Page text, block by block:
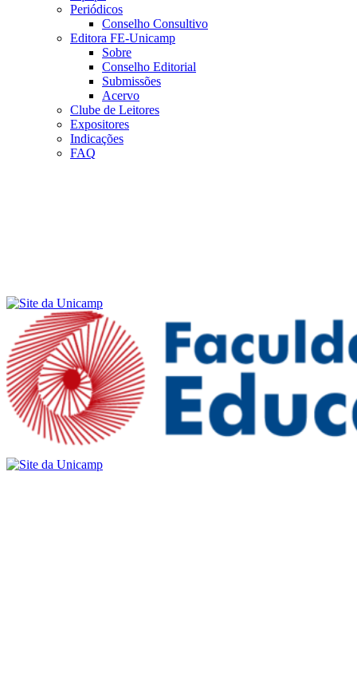
Periódicos
Conselho Consultivo
Editora FE-Unicamp
Sobre
Conselho Editorial
Submissões
Acervo
Clube de Leitores
Expositores
Indicações
FAQ